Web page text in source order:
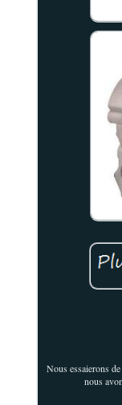
Nous essaierons
nous